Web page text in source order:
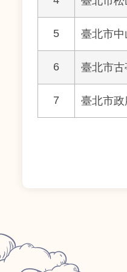
5 臺北市
6 臺北市
7 臺北市